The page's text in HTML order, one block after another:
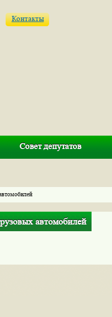
Контакты
Совет депутатов
автомобилей